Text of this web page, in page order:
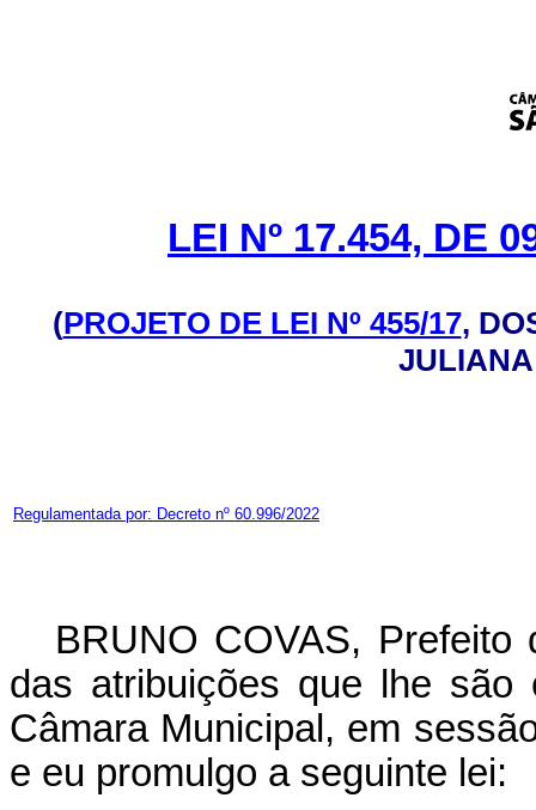
LEI Nº 17.454, DE
(PROJETO DE LEI Nº 455/17,
Regulamentada por: Decreto nº 60.996/2022
BRUNO COVAS,
das atribuições que lhe
Câmara Municipal, em
e eu promulgo a seguinte lei: